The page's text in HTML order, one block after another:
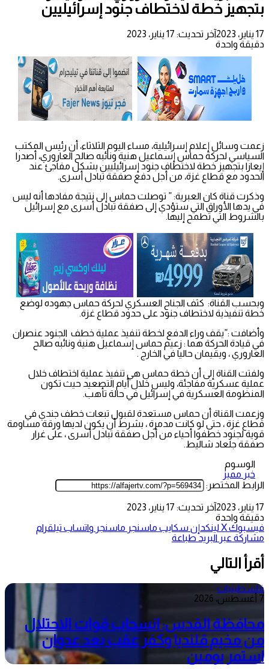
بتجهيز خطة لاختطاف جنود إسرائيليين
17 يناير، 2023
آخر تحديث: 17 يناير، 2023
دقيقة واحدة
زعمت وسائل إعلام إسرائيلية، مساء اليوم الثلاثاء، أن رئيس المكتب
السياسي لحركة حماس إسماعيل هنية ونائبه صالح العاروري، أصدرا
إيعازا بتجهيز خطة لاختطاف جنود إسرائيليين بشكل مفاجئ عند
الحدود مع قطاع غزة، من أجل دفع صفقة تبادل أسرى.
وذكرت قناة كان العبرية: ” توصلت حماس إلى نتيجة مفادها أنه ليس
في يدها الأوراق التي ستؤدي إلى صفقة تبادل أسرى مع إسرائيل
بالشروط التي تطمح إليها.
وبحسب القناة: كثف الجناح العسكري لحركة حماس جهوده لوضع
خطة تنفيذية لاختطاف جنود على حدود قطاع غزة.
وأضافت :”يقف وراء الدفع لخطة تنفيذ عملية خطف الجنود عنصران
في قيادة الحركة هما : زعيم حماس إسماعيل هنية ونائبه صالح
العاروري ، ويقيمان حاليا في الخارج .
ولفتت القناة إلى أن خطة حماس هي تنفيذ عملية اختطاف خلال
عملية عسكرية مفاجئة، وليس خلال أيام التصعيد حيث تكون
المنظومة العسكرية في إسرائيل في حالة تأهب.
وزعمت القناة أن حماس مستعدة لقبول تبعات خطف جندي في
قطاع غزة ، حتى لو كانت مدمرة ، بشرط أن يكون لديها ورقة مساومة
قوية لجنود خطفوا أحياء من أجل صفقة تبادل أسرى ، على غرار
صفقة جلعاد شاليط.
الوسوم
خبر مميز
الرابط المختصر:
17 يناير، 2023
آخر تحديث: 17 يناير، 2023
دقيقة واحدة
فيسبوك‫Xلينكدإن سكايب ماسنجر ماسنجر واتساب تيلقرام
مشاركة عبر البريد طباعة
أقرأ التالي
فلسطينيات
7 أغسطس، 2026
محافظة القدس: انسحاب قوات الاحتلال
من مخيم قلنديا وكفر عقب بعد عدوان
استمر يومين